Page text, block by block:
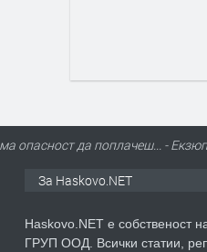
опасност да поплачеш... -
За Haskovo.NET
Haskovo.NET е
ГРУП ООД. Всички статии,